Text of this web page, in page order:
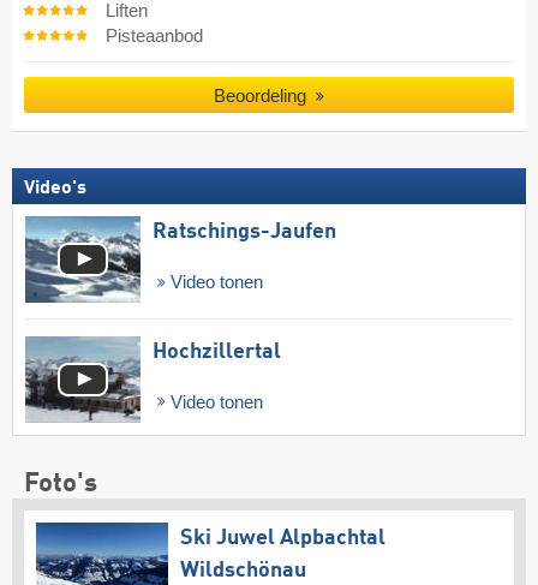
Liften
Pisteaanbod
Beoordeling
Video's
Ratschings-Jaufen
Video tonen
Hochzillertal
Video tonen
Foto's
Ski Juwel Alpbachtal
Wildschönau